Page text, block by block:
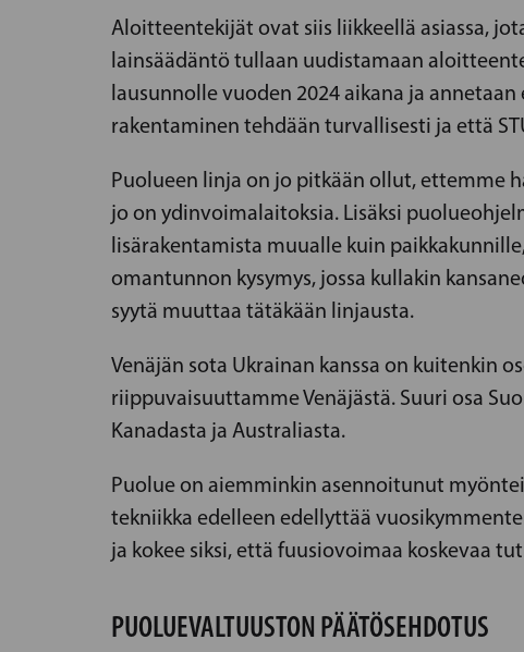
Aloitteentekijät ovat siis liikkeellä asiassa,
lainsäädäntö tullaan uudistamaan
lausunnolle vuoden 2024 aikana ja
rakentaminen tehdään turvallisesti ja että
Puolueen linja on jo pitkään ollut, ettemme
jo on ydinvoimalaitoksia. Lisäksi
lisärakentamista muualle kuin
omantunnon kysymys, jossa kullakin
syytä muuttaa tätäkään linjausta.
Venäjän sota Ukrainan kanssa on kuitenkin
riippuvaisuuttamme Venäjästä. Suuri osa
Kanadasta ja Australiasta.
Puolue on aiemminkin asennoitunut
tekniikka edelleen edellyttää
ja kokee siksi, että fuusiovoimaa koskevaa
PUOLUEVALTUUSTON PÄÄTÖSEHDOTUS